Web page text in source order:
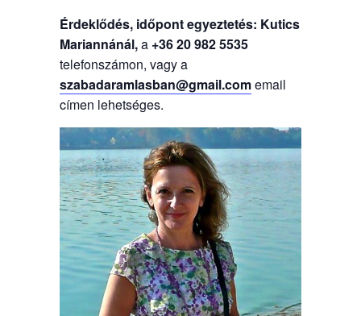
Érdeklődés, időpont egyeztetés: Kutics
Mariannánál,a +36 20 982 5535
telefonszámon, vagy a
szabadaramlasban@gmail.comemail
címen lehetséges.